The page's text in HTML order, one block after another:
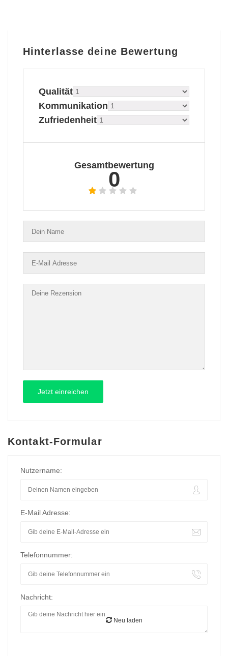
Hinterlasse deine Bewertung
Qualität
Kommunikation
Zufriedenheit
Gesamtbewertung
0
Kontakt-Formular
Nutzername:
E-Mail Adresse:
Telefonnummer:
Nachricht:
Neu laden